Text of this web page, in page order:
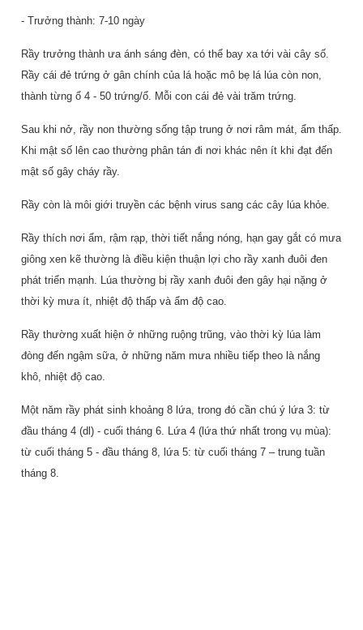
- Trưởng thành: 7-10 ngày
Rầy trưởng thành ưa ánh sáng đèn, có thể bay xa tới vài cây số.
Rầy cái đẻ trứng ở gân chính của lá hoặc mô bẹ lá lúa còn non,
thành từng ổ 4 - 50 trứng/ổ. Mỗi con cái đẻ vài trăm trứng.
Sau khi nở, rầy non thường sống tập trung ở nơi râm mát, ẩm thấp.
Khi mật số lên cao thường phân tán đi nơi khác nên ít khi đạt đến
mật số gây cháy rầy.
Rầy còn là môi giới truyền các bệnh virus sang các cây lúa khỏe.
Rầy thích nơi ẩm, rậm rạp, thời tiết nắng nóng, hạn gay gắt có mưa
giông xen kẽ thường là điều kiện thuận lợi cho rầy xanh đuôi đen
phát triển mạnh. Lúa thường bị rầy xanh đuôi đen gây hại nặng ở
thời kỳ mưa ít, nhiệt độ thấp và ẩm độ cao.
Rầy thường xuất hiện ở những ruộng trũng, vào thời kỳ lúa làm
đòng đến ngậm sữa, ở những năm mưa nhiều tiếp theo là nắng
khô, nhiệt độ cao.
Một năm rầy phát sinh khoảng 8 lứa, trong đó cần chú ý lứa 3: từ
đầu tháng 4 (dl) - cuối tháng 6. Lứa 4 (lứa thứ nhất trong vụ mùa):
từ cuối tháng 5 - đầu tháng 8, lứa 5: từ cuối tháng 7 – trung tuần
tháng 8.